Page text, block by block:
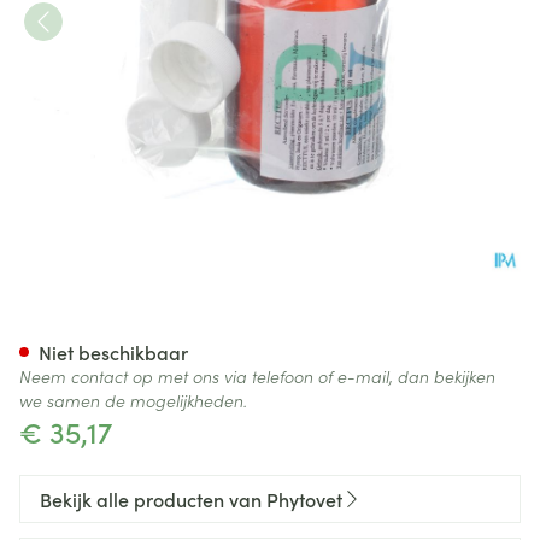
€ 35,17
Niet beschikbaar
Neem contact op met ons via telefoon of e-mail, dan bekijken
we samen de mogelijkheden.
Bekijk alle producten van Phytovet